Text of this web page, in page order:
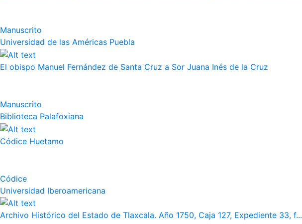
Manuscrito
Universidad de las Américas Puebla
El obispo Manuel Fernández de Santa Cruz a Sor Juana Inés de la Cruz
Manuscrito
Biblioteca Palafoxiana
Códice Huetamo
Códice
Universidad Iberoamericana
Archivo Histórico del Estado de Tlaxcala. Año 1750, Caja 127, Expediente 33, f...